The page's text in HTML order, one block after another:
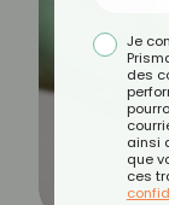
Je
des
ainsi
que
ces